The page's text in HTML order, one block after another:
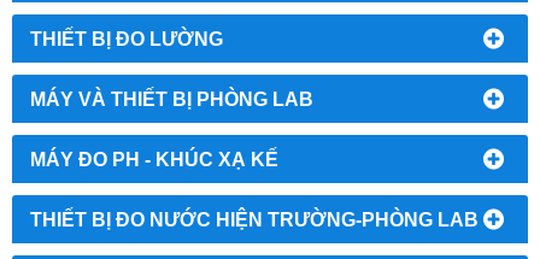
THIẾT BỊ ĐO LƯỜNG
MÁY VÀ THIẾT BỊ PHÒNG LAB
MÁY ĐO PH - KHÚC XẠ KẾ
THIẾT BỊ ĐO NƯỚC HIỆN TRƯỜNG-PHÒNG LAB